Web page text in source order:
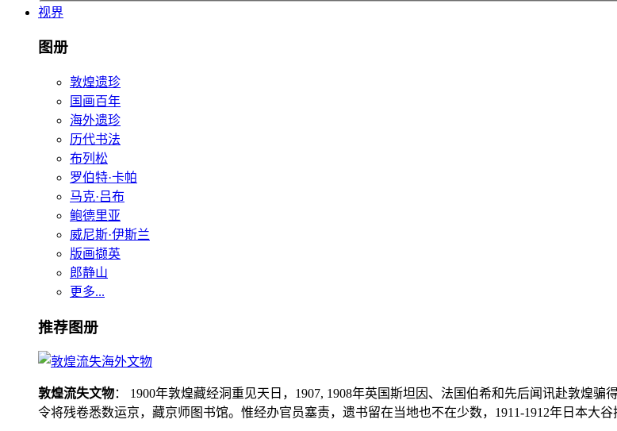
视界
图册
敦煌遗珍
国画百年
海外遗珍
历代书法
布列松
罗伯特·卡帕
马克·吕布
鲍德里亚
威尼斯·伊斯兰
版画撷英
郎静山
更多...
推荐图册
敦煌流失文物： 1900年敦煌藏经洞重见天日，1907, 1908年英国斯坦因、法国伯希和先后闻讯赴敦煌
令将残卷悉数运京，藏京师图书馆。惟经办官员塞责，遗书留在当地也不在少数，1911-1912年日本大